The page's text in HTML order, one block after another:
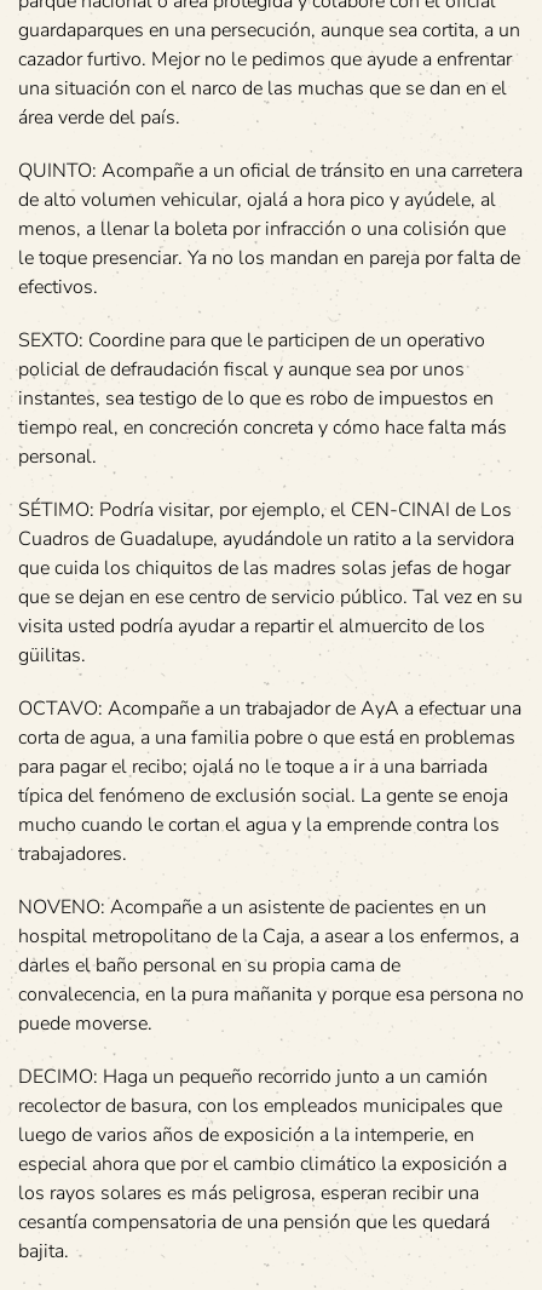
guardaparques en una persecución, aunque sea cortita, a un
cazador furtivo. Mejor no le pedimos que ayude a enfrentar
una situación con el narco de las muchas que se dan en el
área verde del país.
QUINTO: Acompañe a un oficial de tránsito en una carretera
de alto volumen vehicular, ojalá a hora pico y ayúdele, al
menos, a llenar la boleta por infracción o una colisión que
le toque presenciar. Ya no los mandan en pareja por falta de
efectivos.
SEXTO: Coordine para que le participen de un operativo
policial de defraudación fiscal y aunque sea por unos
instantes, sea testigo de lo que es robo de impuestos en
tiempo real, en concreción concreta y cómo hace falta más
personal.
SÉTIMO: Podría visitar, por ejemplo, el CEN-CINAI de Los
Cuadros de Guadalupe, ayudándole un ratito a la servidora
que cuida los chiquitos de las madres solas jefas de hogar
que se dejan en ese centro de servicio público. Tal vez en su
visita usted podría ayudar a repartir el almuercito de los
güilitas.
OCTAVO: Acompañe a un trabajador de AyA a efectuar una
corta de agua, a una familia pobre o que está en problemas
para pagar el recibo; ojalá no le toque a ir a una barriada
típica del fenómeno de exclusión social. La gente se enoja
mucho cuando le cortan el agua y la emprende contra los
trabajadores.
NOVENO: Acompañe a un asistente de pacientes en un
hospital metropolitano de la Caja, a asear a los enfermos, a
darles el baño personal en su propia cama de
convalecencia, en la pura mañanita y porque esa persona no
puede moverse.
DECIMO: Haga un pequeño recorrido junto a un camión
recolector de basura, con los empleados municipales que
luego de varios años de exposición a la intemperie, en
especial ahora que por el cambio climático la exposición a
los rayos solares es más peligrosa, esperan recibir una
cesantía compensatoria de una pensión que les quedará
bajita.